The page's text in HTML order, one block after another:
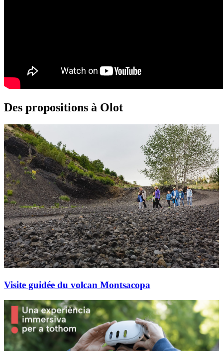
Des propositions à Olot
Visite guidée du volcan Montsacopa